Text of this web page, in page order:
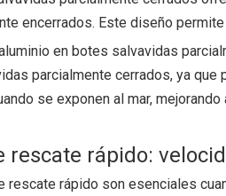
encerrados. Este diseño
en botes salvavidas
parcialmente cerrados, ya que
se exponen al mar,
rescate rápido:
rescate rápido son esenciales